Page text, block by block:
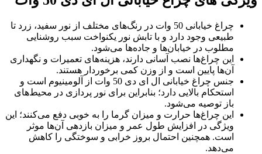
چراغ خیابانی 50 وات در رنگ‌های مختلف از نور سفید، زرد تا
طبیعی وجود دارد و با تابش نور یکنواخت سبب روشنایی
مطلوب در خیابان‌ها و جاده‌ها می‌شود.
این چراغ‌ها نصب آسانی دارند، هزینه‌های تعمیرات و نگهداری
آن‌ها پایین است و از وزن کمی برخوردار هستند.
جنس چراغ خیابانی ال ای دی 50 وات از آلومینیوم است و
استحکام بالایی دارد؛ بنابراین برای نور پردازی در محیط‌های
باز توصیه می‌شود.
این چراغ‌ها حرارت و میزان گرما را به خوبی دفع می‌کنند؛ این
ویژگی در افزایش طول عمر و میزان بازدهی آن‌ها موثر
است. همچنین احتمال بروز خرابی و سوختگی را کاهش
می‌دهد.